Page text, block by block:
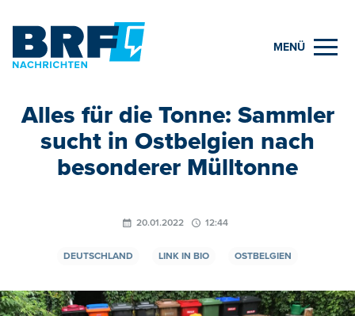
MENÜ
Alles für die Tonne: Sammler
sucht in Ostbelgien nach
besonderer Mülltonne
20.01.2022 12:44
DEUTSCHLAND LINK IN BIO OSTBELGIEN